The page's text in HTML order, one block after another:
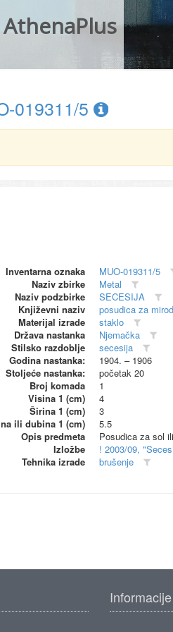
019311/5
Inventarna oznaka
MUO-019311/5
Naziv zbirke
Metal
Naziv podzbirke
SECESIJA
Književni naziv
posudica za
Materijal izrade
staklo
Država nastanka
Njemačka
Stilsko razdoblje
secesija
Godina nastanka:
1904. – 1906
Stoljeće nastanka:
početak 20
Broj komada
1
Visina 1 (cm)
4
Širina 1 (cm)
3
ili dubina 1 (cm)
5.5
Opis predmeta
Posudica za sol
Izložbe
! 2003/09,
Tehnika izrade
brušenje
Informacije